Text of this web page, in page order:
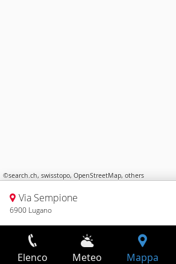
©search.ch, swisstopo, OpenStreetMap, others
Via Sempione
6900 Lugano
Elenco Meteo Mappa